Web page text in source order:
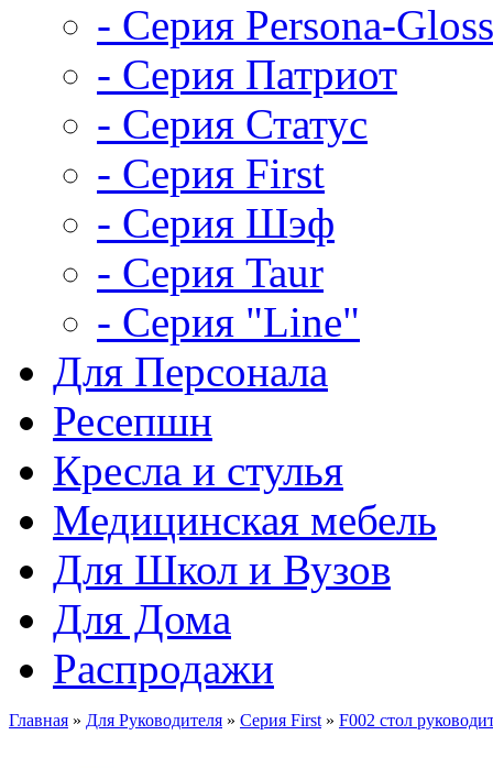
- Серия Persona-Gloss
- Серия Патриот
- Серия Статус
- Серия First
- Серия Шэф
- Серия Taur
- Серия "Line"
Для Персонала
Ресепшн
Кресла и стулья
Медицинская мебель
Для Школ и Вузов
Для Дома
Распродажи
Главная » Для Руководителя » Серия First » F002 стол